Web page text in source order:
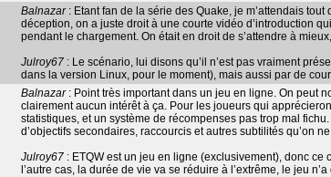
Balnazar: Etant fan de la série des Quake, je m’attendais
déception, on a juste droit à une courte vidéo d’introduction
pendant le chargement. On était en droit de s’attendre à
Julroy67 : Le scénario, lui disons qu’il n’est pas vraiment
dans la version Linux, pour le moment), mais aussi par de
Balnazar: Point très important dans un jeu en ligne. On peut
clairement aucun intérêt à ça. Pour les joueurs qui
statistiques, et un système de récompenses pas trop mal
d’objectifs secondaires, raccourcis et autres subtilités qu’on
Julroy67 : ETQW est un jeu en ligne (exclusivement), donc
l’autre cas, la durée de vie va se réduire à l’extrême, le jeu